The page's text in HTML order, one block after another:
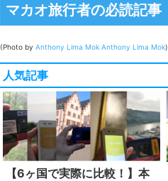
マカオ旅行者の必読記事
(Photo by Anthony Lima Mok Anthony Lima Mok)
人気記事
【6ヶ国で実際に比較！】本